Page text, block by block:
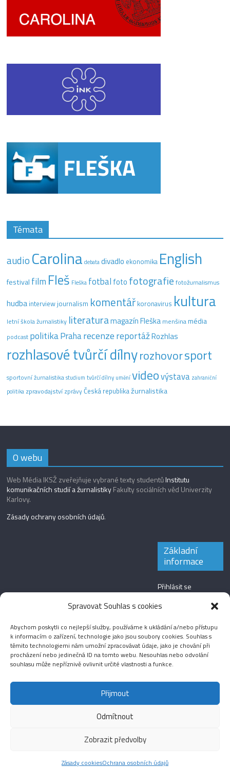
Spravovat Souhlas s cookies
Abychom poskytli co nejlepší služby, používáme k ukládání a/nebo přístupu
k informacím o zařízení, technologie jako jsou soubory cookies. Souhlas s
těmito technologiemi nám umožní zpracovávat údaje, jako je chování při
procházení nebo jedinečná ID na tomto webu. Nesouhlas nebo odvolání
souhlasu může nepříznivě ovlivnit určité vlastnosti a funkce.
Přijmout
Odmítnout
Zobrazit předvolby
Zásady cookiesOchrana osobních údajů
Témata
audio Carolina debata divadlo ekonomika English
festival film Fleš Fleška fotbal foto fotografie fotožurnalismus
hudba interview journalism komentář koronavirus kultura
letní škola žurnalistiky literaturamagazín Fleška menšinamédia
podcast politikaPraharecenzereportážRozhlas
rozhlasové tvůrčí dílnyrozhovorsport
sportovní žurnalistika studium tvůrčí dílny uměnívideovýstava zahraniční
politika zpravodajstvízprávyČeská republikažurnalistika
O webu
Web Média IKSŽ zveřejňuje vybrané texty studentůInstitutu
komunikačních studií a žurnalistikyFakulty sociálních věd Univerzity
Karlovy.
Zásady ochrany osobních údajů.
Základní
informace
Přihlásit se
Zdroj kanálů
Kanál komentářů
Česká lokalizace
Fotografie Audio
Copyright © 2026Média IKSŽ. All rights reserved.
Theme: ColorMag Pro byThemeGrill. Drevet av